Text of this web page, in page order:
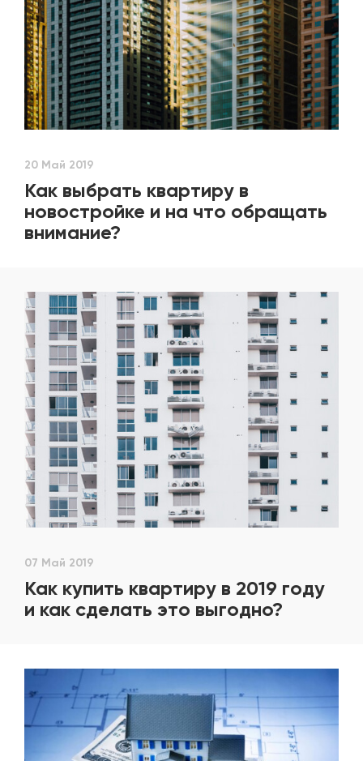
20 Май 2019
Как выбрать квартиру в
новостройке и на что обращать
внимание?
07 Май 2019
Как купить квартиру в 2019 году
и как сделать это выгодно?